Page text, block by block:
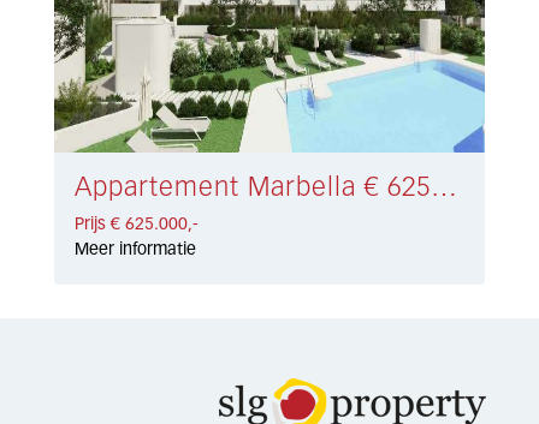
Appartement Marbella € 625.000,-
Prijs € 625.000,-
Meer informatie